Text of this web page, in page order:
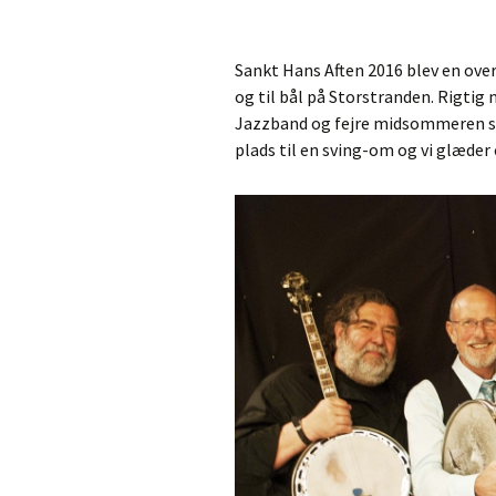
Sankt Hans Aften 2016 blev en
og til bål på Storstranden. Rigtig
Jazzband og fejre midsommeren
plads til en sving-om og vi glæder